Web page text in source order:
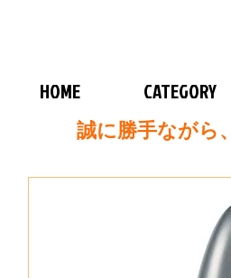
HOME CATEGORY
誠に勝手ながら